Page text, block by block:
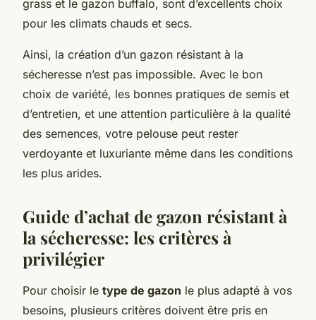
grass et le gazon buffalo, sont d’excellents choix
pour les climats chauds et secs.
Ainsi, la création d’un gazon résistant à la
sécheresse n’est pas impossible. Avec le bon
choix de variété, les bonnes pratiques de semis et
d’entretien, et une attention particulière à la qualité
des semences, votre pelouse peut rester
verdoyante et luxuriante même dans les conditions
les plus arides.
Guide d’achat de gazon résistant à
la sécheresse: les critères à
privilégier
Pour choisir le type de gazon le plus adapté à vos
besoins, plusieurs critères doivent être pris en